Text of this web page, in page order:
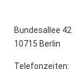
Bundesallee 42
10715 Berlin
Telefonzeiten: